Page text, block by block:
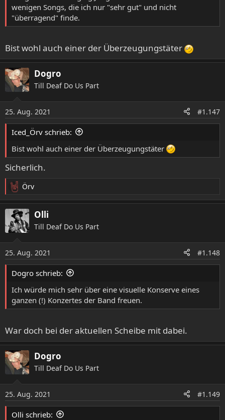
wenigen Songs, die ich nur "sehr gut" und nicht
"überragend" finde.
Bist wohl auch einer der Überzeugungstäter
Dogro
Till Deaf Do Us Part
25. Aug. 2021 #1.147
Iced_Örv schrieb:
Bist wohl auch einer der Überzeugungstäter
Sicherlich.
R
e
a
k
t
n
e
n
Örv
Olli
Till Deaf Do Us Part
25. Aug. 2021 #1.148
Dogro schrieb:
Ich würde mich sehr über eine visuelle Konserve eines
ganzen (!) Konzertes der Band freuen.
War doch bei der aktuellen Scheibe mit dabei.
Dogro
Till Deaf Do Us Part
25. Aug. 2021 #1.149
Olli schrieb: